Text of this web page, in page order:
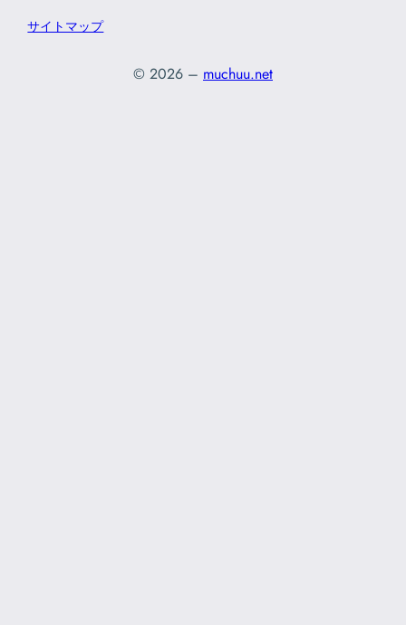
サイトマップ
© 2026 – muchuu.net